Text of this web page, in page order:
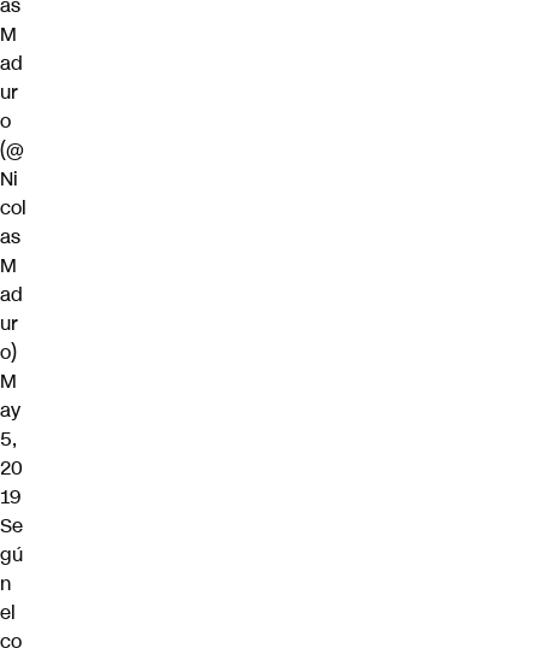
ás
M
ad
ur
o
(@
Ni
col
as
M
ad
ur
o)
M
ay
5,
20
19
Se
gú
n
el
co